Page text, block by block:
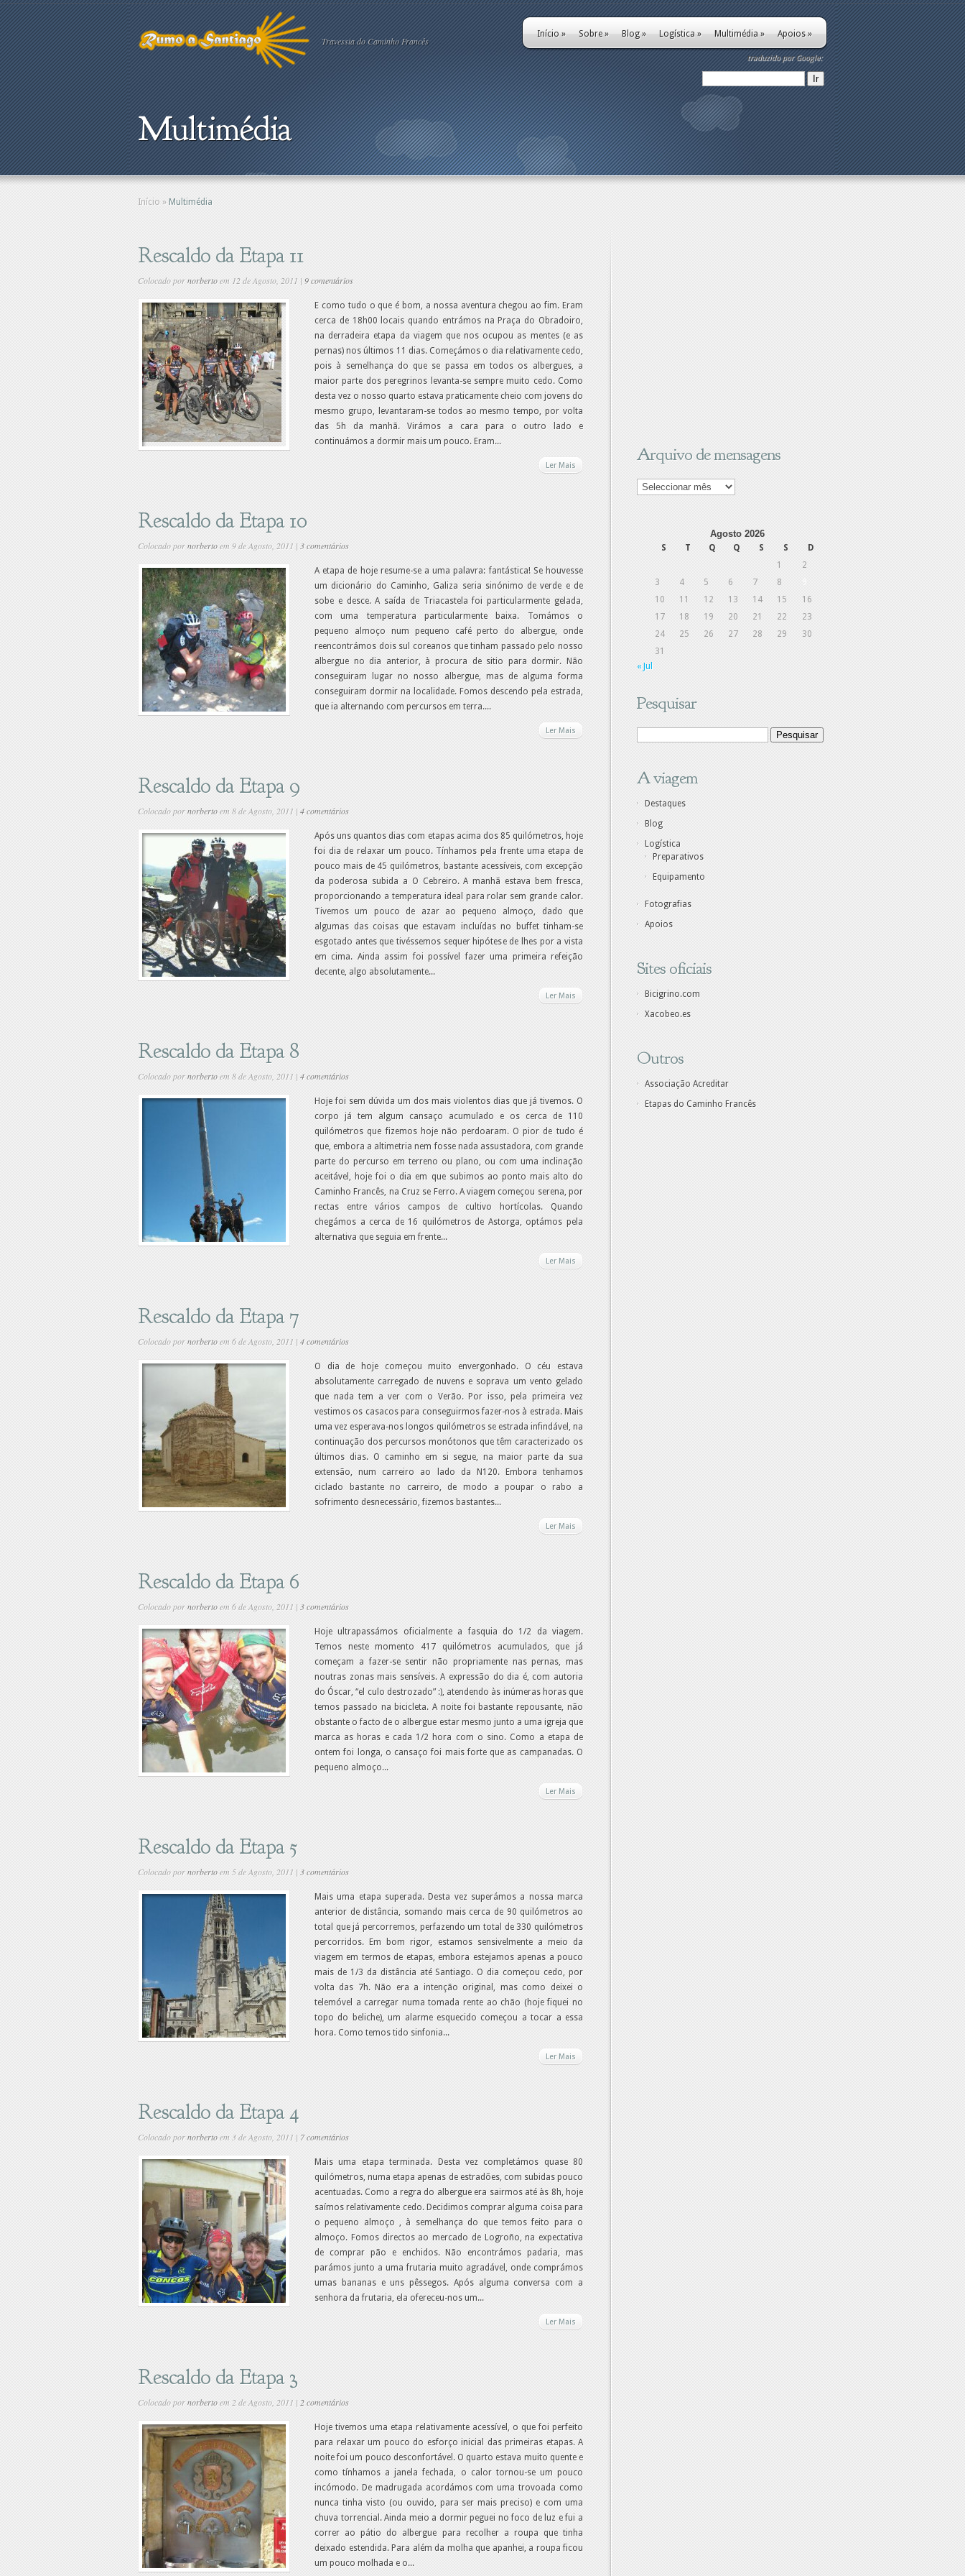
Travessia do Caminho Francês
Início » Sobre» Blog» Logística » Multimédia » Apoios »
traduzido por Google:
Multimédia
Início » Multimédia
Rescaldo da Etapa 11
Colocado pornorbertoem 12 de Agosto, 2011 | 9 comentários
E como tudo o que é bom, a nossa aventura chegou ao fim. Eram
cerca de 18h00 locais quando entrámos na Praça do Obradoiro,
na derradeira etapa da viagem que nos ocupou as mentes (e as
pernas) nos últimos 11 dias. Começámos o dia relativamente cedo,
pois à semelhança do que se passa em todos os albergues, a
maior parte dos peregrinos levanta-se sempre muito cedo. Como
desta vez o nosso quarto estava praticamente cheio com jovens do
mesmo grupo, levantaram-se todos ao mesmo tempo, por volta
das 5h da manhã. Virámos a cara para o outro lado e
continuámos a dormir mais um pouco. Eram...
Ler Mais
Rescaldo da Etapa 10
Colocado pornorbertoem 9 de Agosto, 2011 | 3 comentários
A etapa de hoje resume-se a uma palavra: fantástica! Se houvesse
um dicionário do Caminho, Galiza seria sinónimo de verde e de
sobe e desce. A saída de Triacastela foi particularmente gelada,
com uma temperatura particularmente baixa. Tomámos o
pequeno almoço num pequeno café perto do albergue, onde
reencontrámos dois sul coreanos que tinham passado pelo nosso
albergue no dia anterior, à procura de sitio para dormir. Não
conseguiram lugar no nosso albergue, mas de alguma forma
conseguiram dormir na localidade. Fomos descendo pela estrada,
que ia alternando com percursos em terra....
Ler Mais
Rescaldo da Etapa 9
Colocado pornorbertoem 8 de Agosto, 2011 | 4 comentários
Após uns quantos dias com etapas acima dos 85 quilómetros, hoje
foi dia de relaxar um pouco. Tínhamos pela frente uma etapa de
pouco mais de 45 quilómetros, bastante acessíveis, com excepção
da poderosa subida a O Cebreiro. A manhã estava bem fresca,
proporcionando a temperatura ideal para rolar sem grande calor.
Tivemos um pouco de azar ao pequeno almoço, dado que
algumas das coisas que estavam incluídas no buffet tinham-se
esgotado antes que tivéssemos sequer hipótese de lhes por a vista
em cima. Ainda assim foi possível fazer uma primeira refeição
decente, algo absolutamente...
Ler Mais
Rescaldo da Etapa 8
Colocado pornorbertoem 8 de Agosto, 2011 | 4 comentários
Hoje foi sem dúvida um dos mais violentos dias que já tivemos. O
corpo já tem algum cansaço acumulado e os cerca de 110
quilómetros que fizemos hoje não perdoaram. O pior de tudo é
que, embora a altimetria nem fosse nada assustadora, com grande
parte do percurso em terreno ou plano, ou com uma inclinação
aceitável, hoje foi o dia em que subimos ao ponto mais alto do
Caminho Francês, na Cruz se Ferro. A viagem começou serena, por
rectas entre vários campos de cultivo hortícolas. Quando
chegámos a cerca de 16 quilómetros de Astorga, optámos pela
alternativa que seguia em frente...
Ler Mais
Rescaldo da Etapa 7
Colocado pornorbertoem 6 de Agosto, 2011 | 4 comentários
O dia de hoje começou muito envergonhado. O céu estava
absolutamente carregado de nuvens e soprava um vento gelado
que nada tem a ver com o Verão. Por isso, pela primeira vez
vestimos os casacos para conseguirmos fazer-nos à estrada. Mais
uma vez esperava-nos longos quilómetros se estrada infindável, na
continuação dos percursos monótonos que têm caracterizado os
últimos dias. O caminho em si segue, na maior parte da sua
extensão, num carreiro ao lado da N120. Embora tenhamos
ciclado bastante no carreiro, de modo a poupar o rabo a
sofrimento desnecessário, fizemos bastantes...
Ler Mais
Rescaldo da Etapa 6
Colocado pornorbertoem 6 de Agosto, 2011 | 3 comentários
Hoje ultrapassámos oficialmente a fasquia do 1/2 da viagem.
Temos neste momento 417 quilómetros acumulados, que já
começam a fazer-se sentir não propriamente nas pernas, mas
noutras zonas mais sensíveis. A expressão do dia é, com autoria
do Óscar, “el culo destrozado” :), atendendo às inúmeras horas que
temos passado na bicicleta. A noite foi bastante repousante, não
obstante o facto de o albergue estar mesmo junto a uma igreja que
marca as horas e cada 1/2 hora com o sino. Como a etapa de
ontem foi longa, o cansaço foi mais forte que as campanadas. O
pequeno almoço...
Ler Mais
Rescaldo da Etapa 5
Colocado pornorbertoem 5 de Agosto, 2011 | 3 comentários
Mais uma etapa superada. Desta vez superámos a nossa marca
anterior de distância, somando mais cerca de 90 quilómetros ao
total que já percorremos, perfazendo um total de 330 quilómetros
percorridos. Em bom rigor, estamos sensivelmente a meio da
viagem em termos de etapas, embora estejamos apenas a pouco
mais de 1/3 da distância até Santiago. O dia começou cedo, por
volta das 7h. Não era a intenção original, mas como deixei o
telemóvel a carregar numa tomada rente ao chão (hoje fiquei no
topo do beliche), um alarme esquecido começou a tocar a essa
hora. Como temos tido sinfonia...
Ler Mais
Rescaldo da Etapa 4
Colocado pornorbertoem 3 de Agosto, 2011 | 7 comentários
Mais uma etapa terminada. Desta vez completámos quase 80
quilómetros, numa etapa apenas de estradões, com subidas pouco
acentuadas. Como a regra do albergue era sairmos até às 8h, hoje
saímos relativamente cedo. Decidimos comprar alguma coisa para
o pequeno almoço , à semelhança do que temos feito para o
almoço. Fomos directos ao mercado de Logroño, na expectativa
de comprar pão e enchidos. Não encontrámos padaria, mas
parámos junto a uma frutaria muito agradável, onde comprámos
umas bananas e uns pêssegos. Após alguma conversa com a
senhora da frutaria, ela ofereceu-nos um...
Ler Mais
Rescaldo da Etapa 3
Colocado pornorbertoem 2 de Agosto, 2011 | 2 comentários
Hoje tivemos uma etapa relativamente acessível, o que foi perfeito
para relaxar um pouco do esforço inicial das primeiras etapas. A
noite foi um pouco desconfortável. O quarto estava muito quente e
como tínhamos a janela fechada, o calor tornou-se um pouco
incómodo. De madrugada acordámos com uma trovoada como
nunca tinha visto (ou ouvido, para ser mais preciso) e com uma
chuva torrencial. Ainda meio a dormir peguei no foco de luz e fui a
correr ao pátio do albergue para recolher a roupa que tinha
deixado estendida. Para além da molha que apanhei, a roupa ficou
um pouco molhada e o...
Arquivo de mensagens
Arquivo
de
Agosto 2026
S T Q Q S S
D
1
2
3
4 5 6 7 8
10
11 12 13 14 15
16
17
18 19 20 21 22
23
24
25 26 27 28 29
30
31
« Jul
Pesquisar
A viagem
Destaques
Blog
Logística
Preparativos
Equipamento
Fotografias
Apoios
Sites oficiais
Bicigrino.com
Xacobeo.es
Outros
Associação Acreditar
Etapas do Caminho Francês